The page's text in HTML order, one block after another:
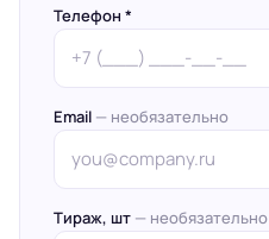
Телефон *
Email — необязательно
Тираж, шт — необязательно